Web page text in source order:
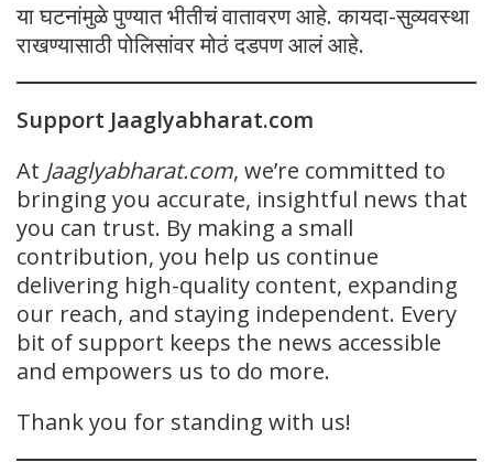
या घटनांमुळे पुण्यात भीतीचं वातावरण आहे. कायदा-सुव्यवस्था
राखण्यासाठी पोलिसांवर मोठं दडपण आलं आहे.
Support Jaaglyabharat.com
At Jaaglyabharat.com, we’re committed to
bringing you accurate, insightful news that
you can trust. By making a small
contribution, you help us continue
delivering high-quality content, expanding
our reach, and staying independent. Every
bit of support keeps the news accessible
and empowers us to do more.
Thank you for standing with us!